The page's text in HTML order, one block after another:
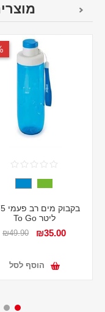
ליטר To Go
₪35.00
₪49.90
הוסף לסל